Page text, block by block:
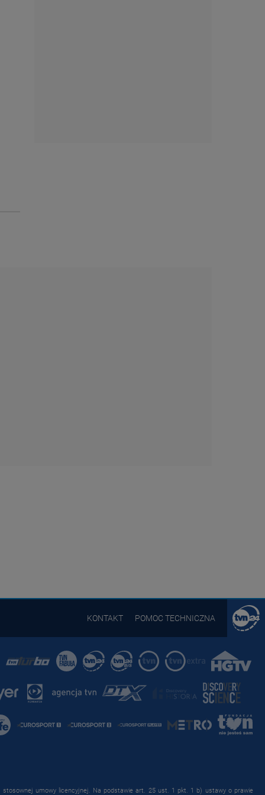
KONTAKT POMOC TECHNICZNA
stosownej umowy licencyjnej. Na podstawie art. 25 ust. 1 pkt. 1 b) ustawy o prawie